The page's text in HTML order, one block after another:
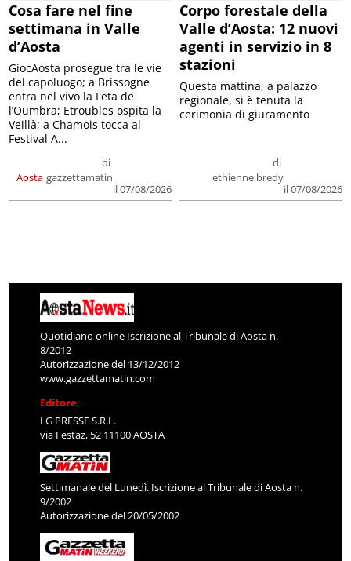
Cosa fare nel fine
settimana in Valle
d’Aosta
Aosta
di
gazzettamatin
il 07/08/2026
GiocAosta prosegue tra le vie
del capoluogo; a Brissogne
entra nel vivo la Feta de
l’Oumbra; Etroubles ospita la
Veillà; a Chamois tocca al
Festival A...
Corpo forestale della
Valle d’Aosta: 12 nuovi
agenti in servizio in 8
stazioni
di
ethienne bredy
il 07/08/2026
Questa mattina, a palazzo
regionale, si è tenuta la
cerimonia di giuramento
Quotidiano online Iscrizione al Tribunale di Aosta n.
8/2012
Autorizzazione del 13/12/2012
www.gazzettamatin.com
Editore
LG PRESSE S.R.L.
via Festaz, 52 11100 AOSTA
Settimanale del Lunedì. Iscrizione al Tribunale di Aosta n.
9/2002
Autorizzazione del 20/05/2002